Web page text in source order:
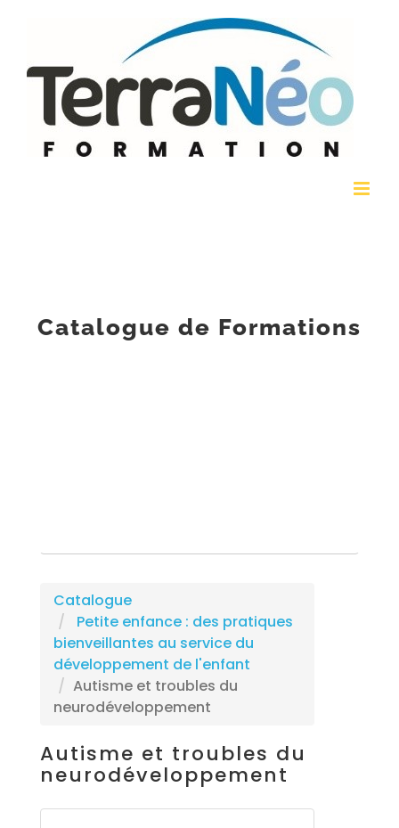
Catalogue de Formations
Catalogue
Petite enfance : des pratiques
bienveillantes au service du
développement de l'enfant
Autisme et troubles du
neurodéveloppement
Autisme et troubles du
neurodéveloppement